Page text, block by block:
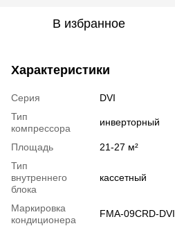
В избранное
Характеристики
Серия
DVI
Тип
компрессора
инверторный
Площадь
21-27 м²
Тип
внутреннего
блока
кассетный
Маркировка
кондиционера
FMA-09CRD-DVI